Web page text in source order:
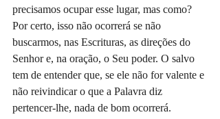
precisamos ocupar esse lugar, mas como?
Por certo, isso não ocorrerá se não
buscarmos, nas Escrituras, as direções do
Senhor e, na oração, o Seu poder. O salvo
tem de entender que, se ele não for valente e
não reivindicar o que a Palavra diz
pertencer-lhe, nada de bom ocorrerá.